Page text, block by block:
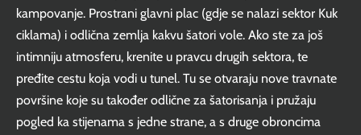
kampovanje. Prostrani glavni plac (gdje se nalazi sektor Kuk
ciklama) i odlična zemlja kakvu šatori vole. Ako ste za još
intimniju atmosferu, krenite u pravcu drugih sektora, te
pređite cestu koja vodi u tunel. Tu se otvaraju nove travnate
površine koje su također odlične za šatorisanja i pružaju
pogled ka stijenama s jedne strane, a s druge obroncima